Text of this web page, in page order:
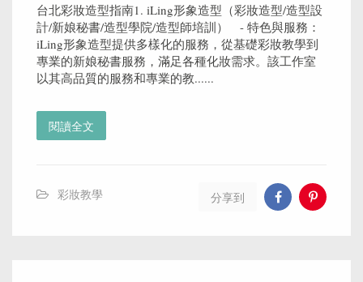
台北彩妝造型指南1. iLing形象造型（彩妝造型/造型設
計/新娘秘書/造型學院/造型師培訓） - 特色與服務：
iLing形象造型提供多樣化的服務，從基礎彩妝教學到
專業的新娘秘書服務，滿足各種化妝需求。該工作室
以其高品質的服務和專業的教......
閱讀全文
彩妝教學 分享到